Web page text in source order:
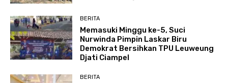
BERITA
Memasuki Minggu ke-5, Suci
Nurwinda Pimpin Laskar Biru
Demokrat Bersihkan TPU Leuweung
Djati Ciampel
BERITA